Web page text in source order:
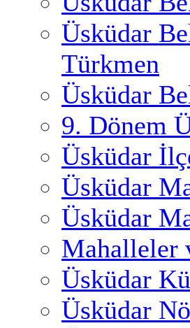
Üsküdar
Türkmen
Üsküdar
9. Dönem
Üsküdar
Üsküdar
Üsküdar
Mahalleler
Üsküdar
Üsküdar